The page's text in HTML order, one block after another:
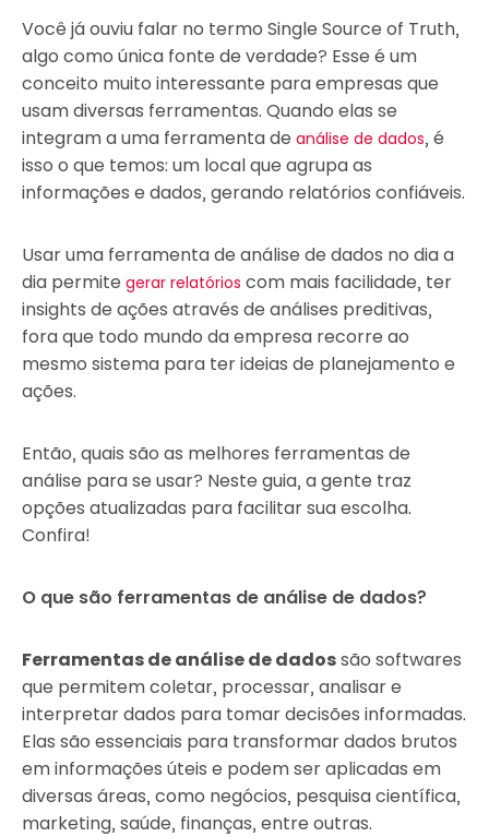
Você já ouviu falar no termo Single Source of Truth,
algo como única fonte de verdade? Esse é um
conceito muito interessante para empresas que
usam diversas ferramentas. Quando elas se
integram a uma ferramenta de análise de dados, é
isso o que temos: um local que agrupa as
informações e dados, gerando relatórios confiáveis.
Usar uma ferramenta de análise de dados no dia a
dia permite gerar relatórios com mais facilidade, ter
insights de ações através de análises preditivas,
fora que todo mundo da empresa recorre ao
mesmo sistema para ter ideias de planejamento e
ações.
Então, quais são as melhores ferramentas de
análise para se usar? Neste guia, a gente traz
opções atualizadas para facilitar sua escolha.
Confira!
O que são ferramentas de análise de dados?
Ferramentas de análise de dadossão softwares
que permitem coletar, processar, analisar e
interpretar dados para tomar decisões informadas.
Elas são essenciais para transformar dados brutos
em informações úteis e podem ser aplicadas em
diversas áreas, como negócios, pesquisa científica,
marketing, saúde, finanças, entre outras.